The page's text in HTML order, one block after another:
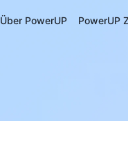
Über PowerUP PowerUP